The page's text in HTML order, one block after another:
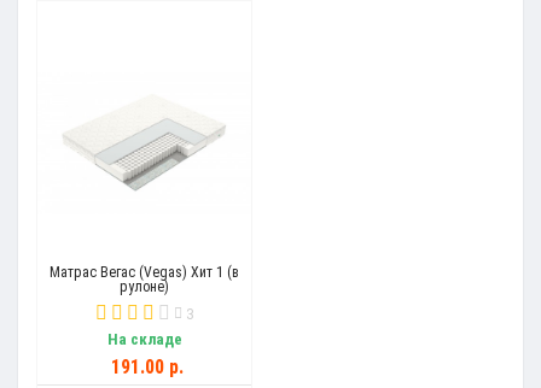
Матрас Вегас (Vegas) Хит 1 (в
рулоне)
3
На складе
191.00 р.